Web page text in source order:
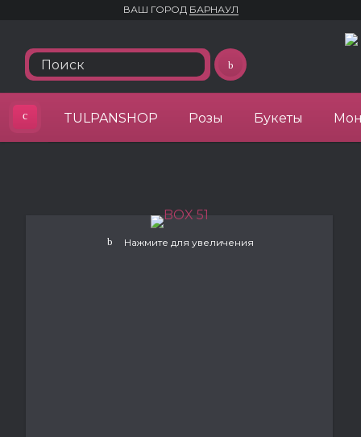
ВАШ ГОРОД БАРНАУЛ
TULPANSHOP Розы Букеты
Нажмите для увеличения